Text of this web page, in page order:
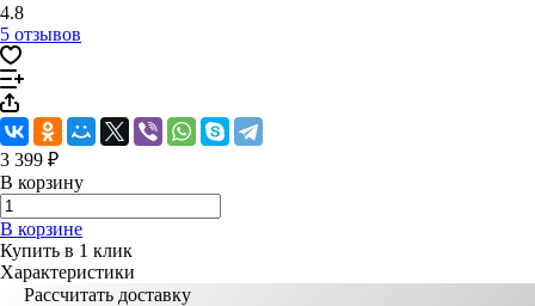
4.8
5 отзывов
3 399 ₽
В корзину
В корзине
Купить в 1 клик
Характеристики
Рассчитать доставку